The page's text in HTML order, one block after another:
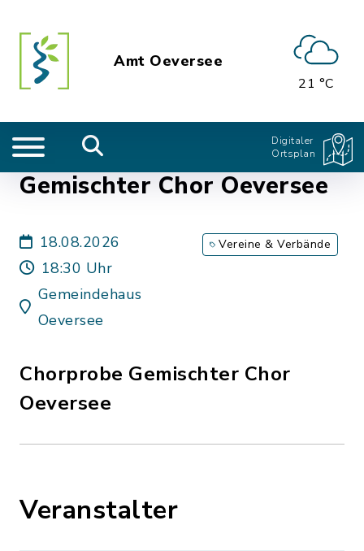
Amt Oeversee
21 °C
Digitaler
Ortsplan
Gemischter Chor Oeversee
18.08.2026
18:30 Uhr
Gemeindehaus
Oeversee
Vereine & Verbände
Chorprobe Gemischter Chor
Oeversee
Veranstalter